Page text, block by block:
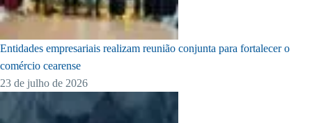
Entidades empresariais realizam reunião conjunta para fortalecer o
comércio cearense
23 de julho de 2026